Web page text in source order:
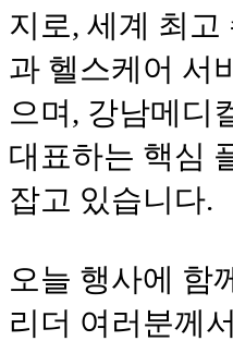
지로, 세계 최고
과 헬스케어 서
으며, 강남메디
대표하는 핵심
잡고 있습니다.
오늘 행사에 함
리더 여러분께